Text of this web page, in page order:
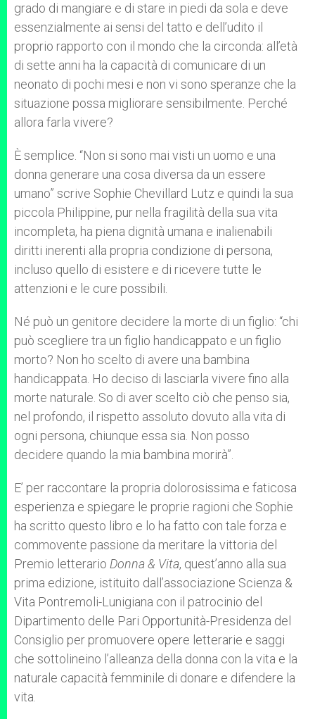
grado di mangiare e di stare in piedi da sola e deve
essenzialmente ai sensi del tatto e dell’udito il
proprio rapporto con il mondo che la circonda: all’età
di sette anni ha la capacità di comunicare di un
neonato di pochi mesi e non vi sono speranze che la
situazione possa migliorare sensibilmente. Perché
allora farla vivere?
È semplice. “Non si sono mai visti un uomo e una
donna generare una cosa diversa da un essere
umano” scrive Sophie Chevillard Lutz e quindi la sua
piccola Philippine, pur nella fragilità della sua vita
incompleta, ha piena dignità umana e inalienabili
diritti inerenti alla propria condizione di persona,
incluso quello di esistere e di ricevere tutte le
attenzioni e le cure possibili.
Né può un genitore decidere la morte di un figlio: “chi
può scegliere tra un figlio handicappato e un figlio
morto? Non ho scelto di avere una bambina
handicappata. Ho deciso di lasciarla vivere fino alla
morte naturale. So di aver scelto ciò che penso sia,
nel profondo, il rispetto assoluto dovuto alla vita di
ogni persona, chiunque essa sia. Non posso
decidere quando la mia bambina morirà”.
E’ per raccontare la propria dolorosissima e faticosa
esperienza e spiegare le proprie ragioni che Sophie
ha scritto questo libro e lo ha fatto con tale forza e
commovente passione da meritare la vittoria del
Premio letterario Donna & Vita, quest’anno alla sua
prima edizione, istituito dall’associazione Scienza &
Vita Pontremoli-Lunigiana con il patrocinio del
Dipartimento delle Pari Opportunità-Presidenza del
Consiglio per promuovere opere letterarie e saggi
che sottolineino l’alleanza della donna con la vita e la
naturale capacità femminile di donare e difendere la
vita.